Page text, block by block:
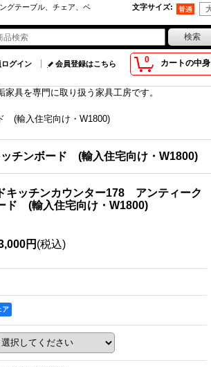
グテーブル、チェア、ベ
文字サイズ:
0 カートの中身
グイン 会員登録はこちら
具を専門に取り扱う家具工房です。
(輸入住宅向け・W1800)
チンボード (輸入住宅向け・W1800)
キッチンカウンター178 アンティーク
ド (輸入住宅向け・W1800)
円 (税込)
ア